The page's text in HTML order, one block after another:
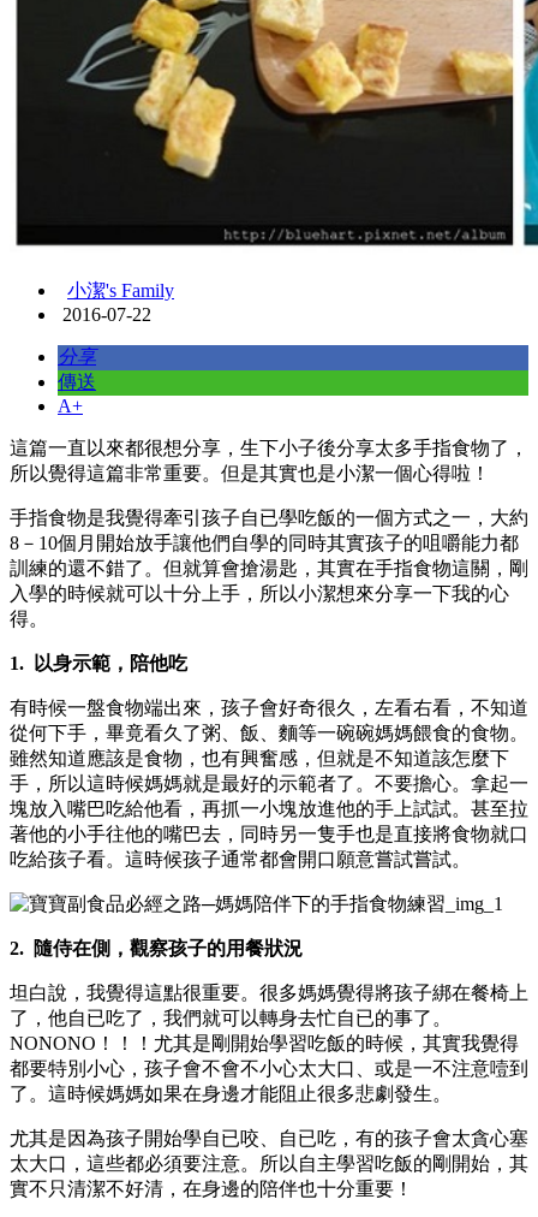
小潔's Family
2016-07-22
分享
傳送
A+
這篇一直以來都很想分享，生下小子後分享太多手指食物了，
所以覺得這篇非常重要。但是其實也是小潔一個心得啦！
手指食物是我覺得牽引孩子自已學吃飯的一個方式之一，大約
8－10個月開始放手讓他們自學的同時其實孩子的咀嚼能力都
訓練的還不錯了。但就算會搶湯匙，其實在手指食物這關，剛
入學的時候就可以十分上手，所以小潔想來分享一下我的心
得。
1. 以身示範，陪他吃
有時候一盤食物端出來，孩子會好奇很久，左看右看，不知道
從何下手，畢竟看久了粥、飯、麵等一碗碗媽媽餵食的食物。
雖然知道應該是食物，也有興奮感，但就是不知道該怎麼下
手，所以這時候媽媽就是最好的示範者了。不要擔心。拿起一
塊放入嘴巴吃給他看，再抓一小塊放進他的手上試試。甚至拉
著他的小手往他的嘴巴去，同時另一隻手也是直接將食物就口
吃給孩子看。這時候孩子通常都會開口願意嘗試嘗試。
2. 隨侍在側，觀察孩子的用餐狀況
坦白說，我覺得這點很重要。很多媽媽覺得將孩子綁在餐椅上
了，他自已吃了，我們就可以轉身去忙自已的事了。
NONONO！！！尤其是剛開始學習吃飯的時候，其實我覺得
都要特別小心，孩子會不會不小心太大口、或是一不注意噎到
了。這時候媽媽如果在身邊才能阻止很多悲劇發生。
尤其是因為孩子開始學自已咬、自已吃，有的孩子會太貪心塞
太大口，這些都必須要注意。所以自主學習吃飯的剛開始，其
實不只清潔不好清，在身邊的陪伴也十分重要！